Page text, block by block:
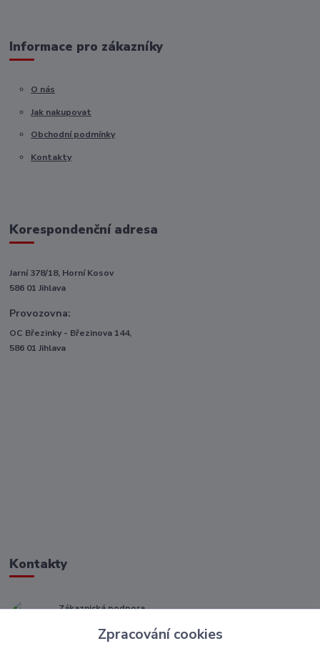
Informace pro zákazníky
O nás
Jak nakupovat
Obchodní podmínky
Kontakty
Korespondenční adresa
Jarní 378/18, Horní Kosov
586 01 Jihlava
Provozovna:
OC Březinky - Březinova 144,
586 01 Jihlava
Kontakty
Zákaznická podpora
(Po-Pá, 8-16 hod.)Zpracování cookies